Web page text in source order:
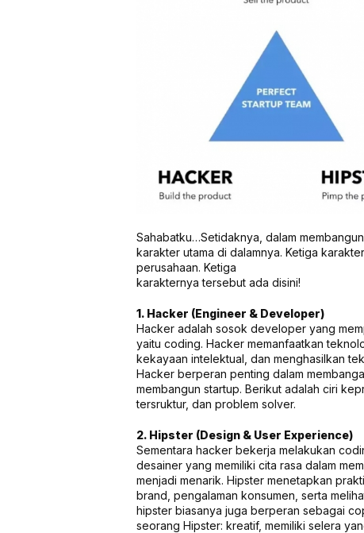
Sahabatku…Setidaknya, dalam
karakter utama di dalamnya. Ketiga
perusahaan. Ketiga
karakternya tersebut ada disini!
1. Hacker (Engineer & Developer)
Hacker adalah sosok developer yang
yaitu coding. Hacker memanfaatkan
kekayaan intelektual, dan menghasilkan
Hacker berperan penting dalam
membangun startup. Berikut adalah ciri
tersruktur, dan problem solver.
2. Hipster (Design & User Experience)
Sementara hacker bekerja melakukan
desainer yang memiliki cita rasa dalam
menjadi menarik. Hipster menetapkan
brand, pengalaman konsumen, serta
hipster biasanya juga berperan sebagai
seorang Hipster: kreatif, memiliki selera